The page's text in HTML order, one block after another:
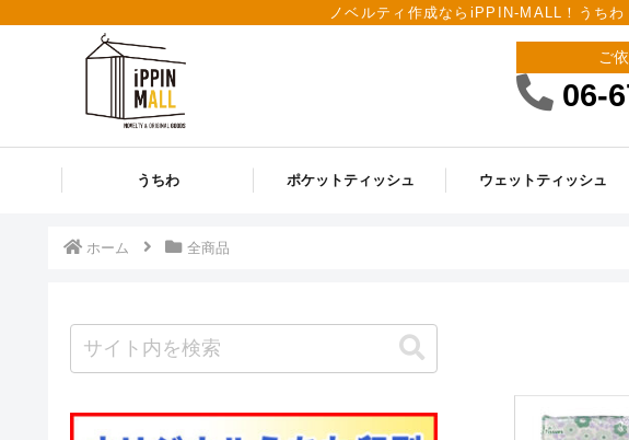
ノベルティ作成ならiPPIN-MALL！うち
ご
06-
うちわ ポケットティッシュ ウェットティッシュ
ホーム 全商品